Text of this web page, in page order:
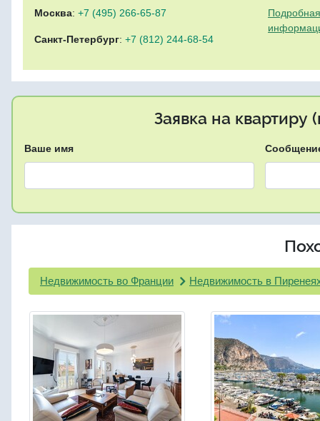
Москва: +7 (495) 266-65-87
Санкт-Петербург: +7 (812) 244-68-54
Заявка на квартиру
Ваше имя
Недвижимость во Франции Недвижимость в